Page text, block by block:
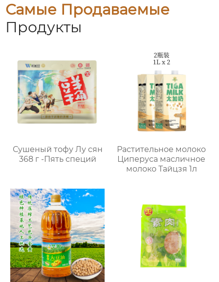
Самые Продаваемые
Продукты
Сушеный тофу Лу сян
368 г -Пять специй
Растительное молоко
Циперуса масличное
молоко Тайцзя 1л